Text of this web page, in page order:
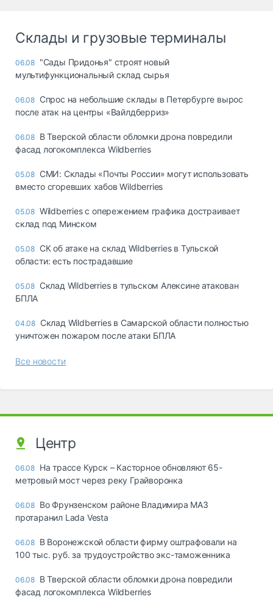
Склады и грузовые терминалы
06.08 "Сады Придонья" строят новый
мультифункциональный склад сырья
06.08 Спрос на небольшие склады в Петербурге вырос
после атак на центры «Вайлдберриз»
06.08 В Тверской области обломки дрона повредили
фасад логокомплекса Wildberries
05.08 СМИ: Склады «Почты России» могут использовать
вместо сгоревших хабов Wildberries
05.08 Wildberries с опережением графика достраивает
склад под Минском
05.08 СК об атаке на склад Wildberries в Тульской
области: есть пострадавшие
05.08 Склад Wildberries в тульском Алексине атакован
БПЛА
04.08 Склад Wildberries в Самарской области полностью
уничтожен пожаром после атаки БПЛА
Все новости
Центр
06.08 На трассе Курск – Касторное обновляют 65-
метровый мост через реку Грайворонка
06.08 Во Фрунзенском районе Владимира МАЗ
протаранил Lada Vesta
06.08 В Воронежской области фирму оштрафовали на
100 тыс. руб. за трудоустройство экс-таможенника
06.08 В Тверской области обломки дрона повредили
фасад логокомплекса Wildberries